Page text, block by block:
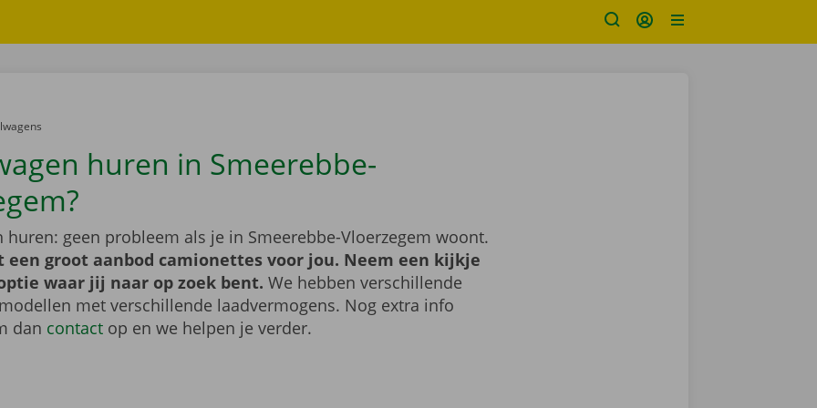
huren in Smeerebbe-
huren: geen probleem als je in Smeerebbe-Vloerzegem woont.
een groot aanbod camionettes voor jou. Neem een kijkje
waar jij naar op zoek bent. We hebben verschillende
met verschillende laadvermogens. Nog extra info
dan contactop en we helpen je verder.